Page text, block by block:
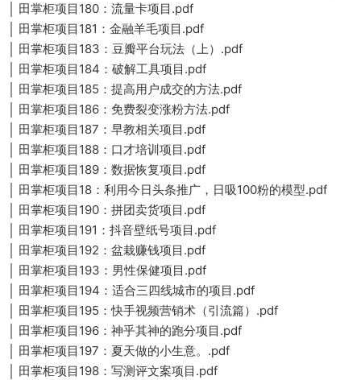
│ 田掌柜项目180：流量卡项目.pdf
│ 田掌柜项目181：金融羊毛项目.pdf
│ 田掌柜项目183：豆瓣平台玩法（上）.pdf
│ 田掌柜项目184：破解工具项目.pdf
│ 田掌柜项目185：提高用户成交的方法.pdf
│ 田掌柜项目186：免费裂变涨粉方法.pdf
│ 田掌柜项目187：早教相关项目.pdf
│ 田掌柜项目188：口才培训项目.pdf
│ 田掌柜项目189：数据恢复项目.pdf
│ 田掌柜项目18：利用今日头条推广，日吸100粉的模型.pdf
│ 田掌柜项目190：拼团卖货项目.pdf
│ 田掌柜项目191：抖音壁纸号项目.pdf
│ 田掌柜项目192：盆栽赚钱项目.pdf
│ 田掌柜项目193：男性保健项目.pdf
│ 田掌柜项目194：适合三四线城市的项目.pdf
│ 田掌柜项目195：快手视频营销术（引流篇）.pdf
│ 田掌柜项目196：神乎其神的跑分项目.pdf
│ 田掌柜项目197：夏天做的小生意。.pdf
│ 田掌柜项目198：写测评文案项目.pdf